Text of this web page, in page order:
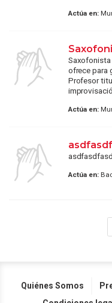
Actúa en:
Saxofonista
ofrece para
Profesor
Actúa en:
Actúa en:
Quiénes Somos